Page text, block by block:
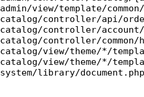
admin/view/template/
catalog/controller/api/
catalog/controller/
catalog/controller/common/
catalog/view/theme/*/
catalog/view/theme/*/
system/library/document.php